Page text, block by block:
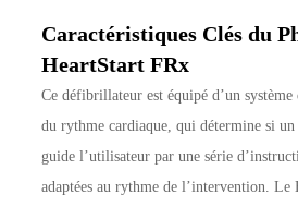
Caractéristiques Clés du
HeartStart FRx
Ce défibrillateur est équipé d’un système
du rythme cardiaque, qui détermine si un
guide l’utilisateur par une série
adaptées au rythme de l’intervention. Le